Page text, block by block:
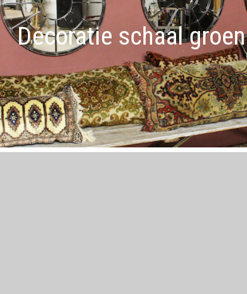
Decoratie schaal groen